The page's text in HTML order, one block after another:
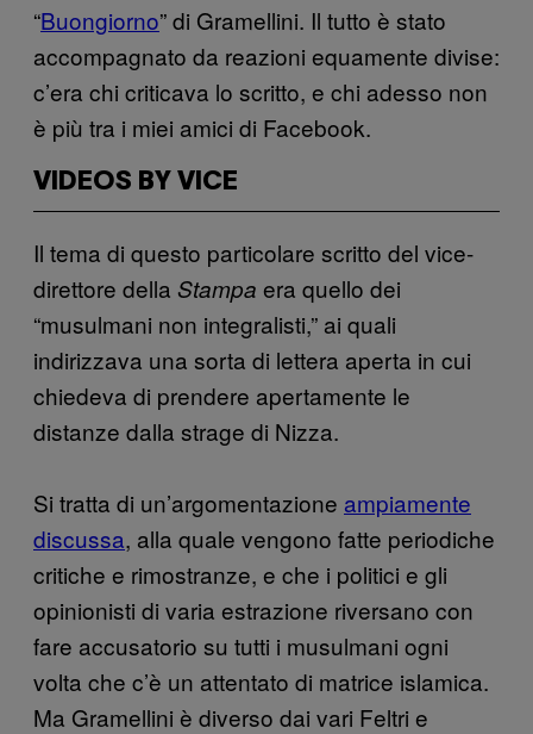
“Buongiorno” di Gramellini. Il tutto è stato
accompagnato da reazioni equamente divise:
c’era chi criticava lo scritto, e chi adesso non
è più tra i miei amici di Facebook.
VIDEOS BY VICE
Il tema di questo particolare scritto del vice-
direttore della Stampa era quello dei
“musulmani non integralisti,” ai quali
indirizzava una sorta di lettera aperta in cui
chiedeva di prendere apertamente le
distanze dalla strage di Nizza.
Si tratta di un’argomentazione ampiamente
discussa, alla quale vengono fatte periodiche
critiche e rimostranze, e che i politici e gli
opinionisti di varia estrazione riversano con
fare accusatorio su tutti i musulmani ogni
volta che c’è un attentato di matrice islamica.
Ma Gramellini è diverso dai vari Feltri e